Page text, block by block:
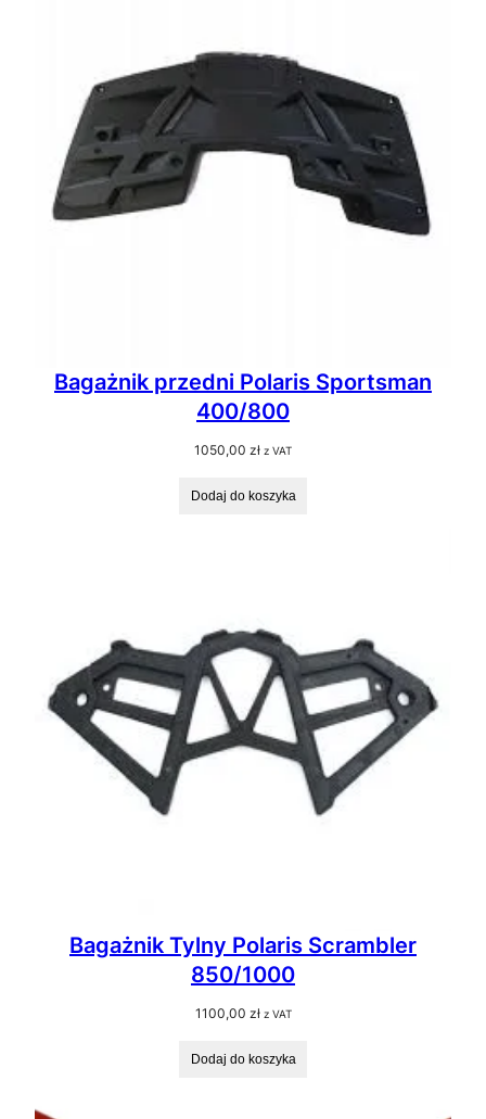
Bagażnik przedni Polaris Sportsman
400/800
1050,00 zł z VAT
Dodaj do koszyka
Bagażnik Tylny Polaris Scrambler
850/1000
1100,00 zł z VAT
Dodaj do koszyka